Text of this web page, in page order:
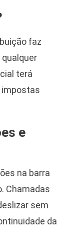
faz
terá
e
na barra
Chamadas
sem
da